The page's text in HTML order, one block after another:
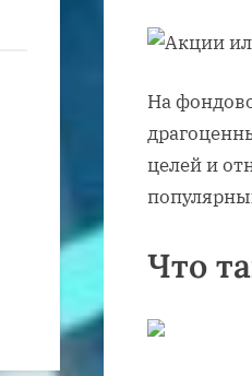
На
целей и
Что